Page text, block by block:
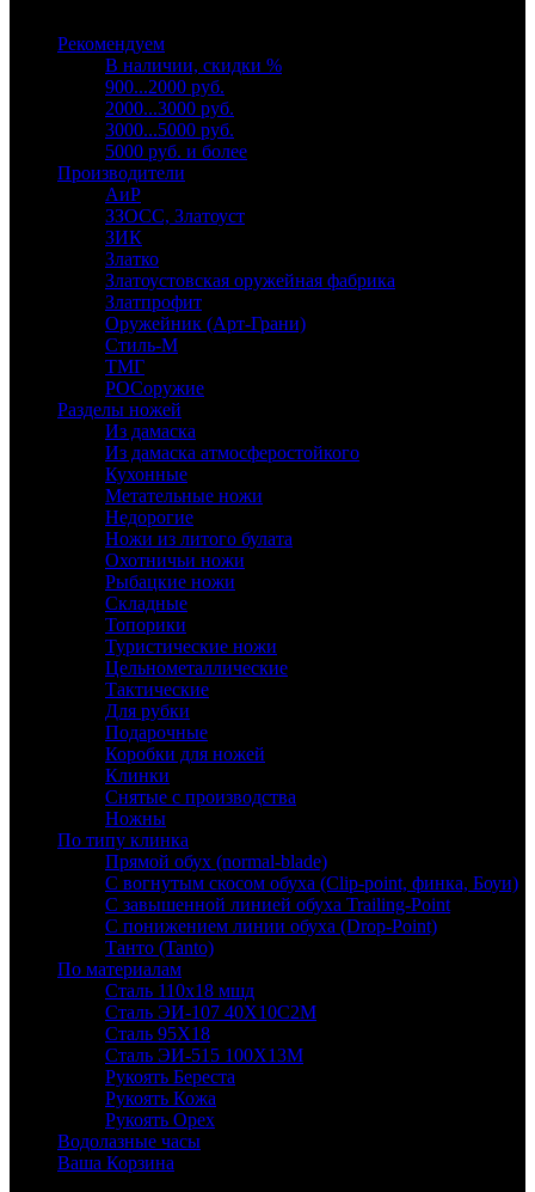
Рекомендуем
В наличии, скидки %
900...2000 руб.
2000...3000 руб.
3000...5000 руб.
5000 руб. и более
Производители
АиР
ЗЗОСС, Златоуст
ЗИК
Златко
Златоустовская оружейная фабрика
Златпрофит
Оружейник (Арт-Грани)
Стиль-М
ТМГ
РОСоружие
Разделы ножей
Из дамаска
Из дамаска атмосферостойкого
Кухонные
Метательные ножи
Недорогие
Ножи из литого булата
Охотничьи ножи
Рыбацкие ножи
Складные
Топорики
Туристические ножи
Цельнометаллические
Тактические
Для рубки
Подарочные
Коробки для ножей
Клинки
Снятые с производства
Ножны
По типу клинка
Прямой обух (normal-blade)
С вогнутым скосом обуха (Clip-point, финка, Боуи)
С завышенной линией обуха Trailing-Point
С понижением линии обуха (Drop-Point)
Танто (Tanto)
По материалам
Сталь 110х18 мшд
Сталь ЭИ-107 40Х10С2М
Сталь 95Х18
Сталь ЭИ-515 100Х13М
Рукоять Береста
Рукоять Кожа
Рукоять Орех
Водолазные часы
Ваша Корзина